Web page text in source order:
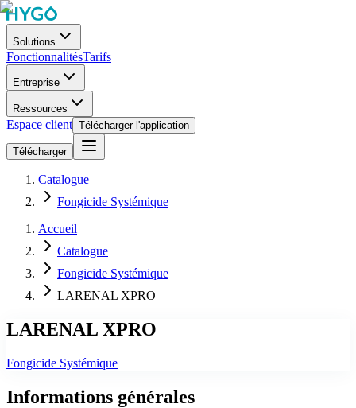
Solutions
FonctionnalitésTarifs
Entreprise
Ressources
Espace client Télécharger l'application
Télécharger
Catalogue
Fongicide Systémique
Accueil
Catalogue
Fongicide Systémique
LARENAL XPRO
LARENAL XPRO
Fongicide Systémique
Informations générales